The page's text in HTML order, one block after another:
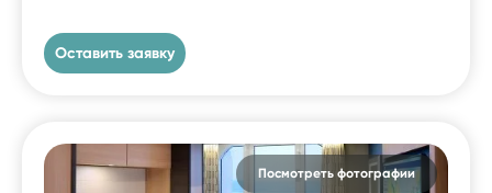
Оставить заявку
Посмотреть фотографии